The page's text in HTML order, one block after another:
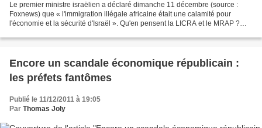
Le premier ministre israëlien a déclaré dimanche 11 décembre (source :
Foxnews) que « l'immigration illégale africaine était une calamité pour
l'économie et la sécurité d'Israël ». Qu'en pensent la LICRA et le MRAP ?
Encore un scandale économique républicain :
les préfets fantômes
Publié le 11/12/2011 à 19:05
Par Thomas Joly